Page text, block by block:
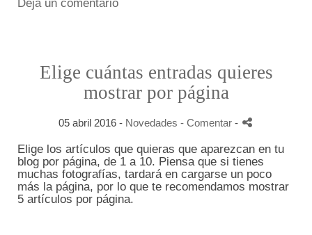
Deja un comentario
Elige cuántas entradas quieres
mostrar por página
05 abril 2016 - Novedades - Comentar -
Elige los artículos que quieras que aparezcan en tu
blog por página, de 1 a 10. Piensa que si tienes
muchas fotografías, tardará en cargarse un poco
más la página, por lo que te recomendamos mostrar
5 artículos por página.